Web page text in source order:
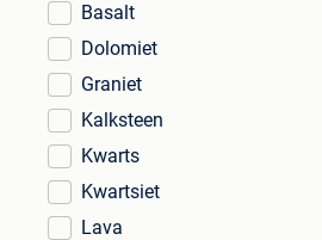
Basalt
Dolomiet
Graniet
Kalksteen
Kwarts
Kwartsiet
Lava